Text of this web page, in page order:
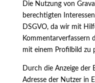
Die Nutzung von
berechtigten
DSGVO, da wir mit
Kommentarverfassern
mit einem Profilbild zu
Durch die Anzeige der
Adresse der Nutzer in